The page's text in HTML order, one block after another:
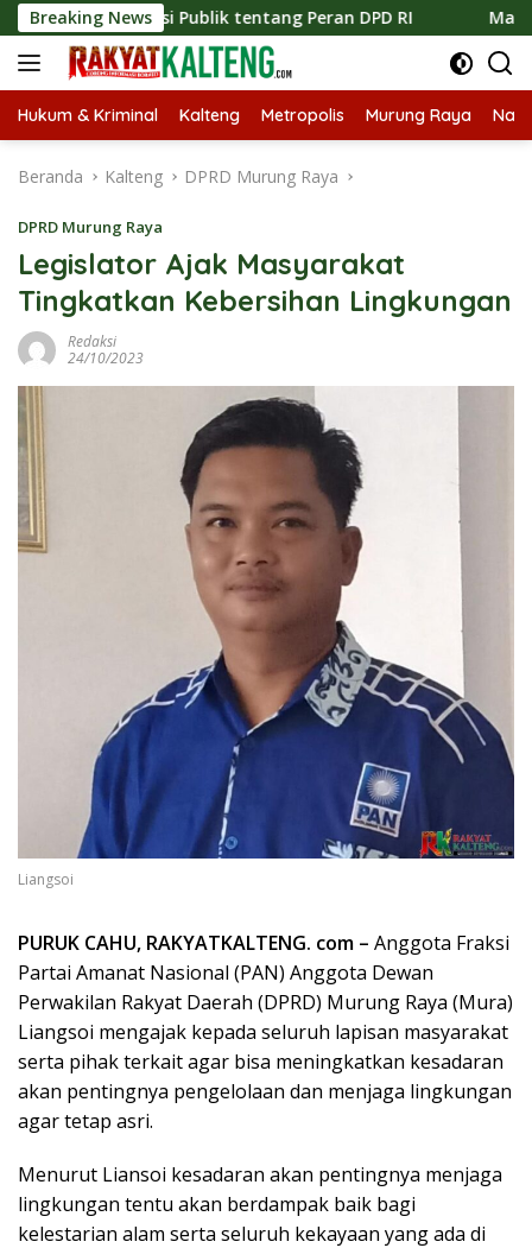
Langsung
ke
konten
Breaking News
Publik tentang Peran DPD RI Masuknya Musim
Hukum & Kriminal Kalteng Metropolis Murung Raya
Beranda Kalteng DPRD Murung Raya
DPRD Murung Raya
Legislator Ajak Masyarakat
Tingkatkan Kebersihan Lingkungan
Redaksi
24/10/2023
Liangsoi
PURUK CAHU, RAKYATKALTENG. com – Anggota Fraksi
Partai Amanat Nasional (PAN) Anggota Dewan
Perwakilan Rakyat Daerah (DPRD) Murung Raya (Mura)
Liangsoi mengajak kepada seluruh lapisan masyarakat
serta pihak terkait agar bisa meningkatkan kesadaran
akan pentingnya pengelolaan dan menjaga lingkungan
agar tetap asri.
Menurut Liansoi kesadaran akan pentingnya menjaga
lingkungan tentu akan berdampak baik bagi
kelestarian alam serta seluruh kekayaan yang ada di